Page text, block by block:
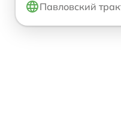
Павловский